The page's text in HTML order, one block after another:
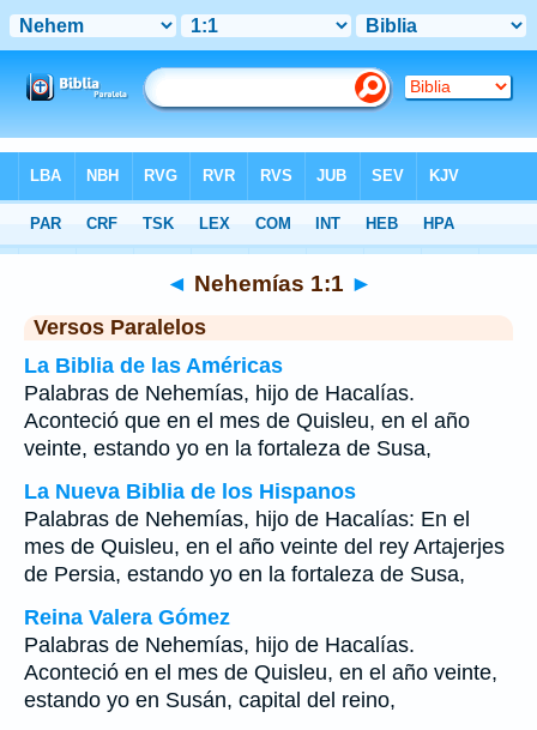
>Nehemías Capítulo 1 > Verso 1
◄ Nehemías 1:1 ►
Versos Paralelos
La Biblia de las Américas
Palabras de Nehemías, hijo de Hacalías.
Aconteció que en el mes de Quisleu, en el año
veinte, estando yo en la fortaleza de Susa,
La Nueva Biblia de los Hispanos
Palabras de Nehemías, hijo de Hacalías: En el
mes de Quisleu, en el año veinte del rey Artajerjes
de Persia, estando yo en la fortaleza de Susa,
Reina Valera Gómez
Palabras de Nehemías, hijo de Hacalías.
Aconteció en el mes de Quisleu, en el año veinte,
estando yo en Susán, capital del reino,